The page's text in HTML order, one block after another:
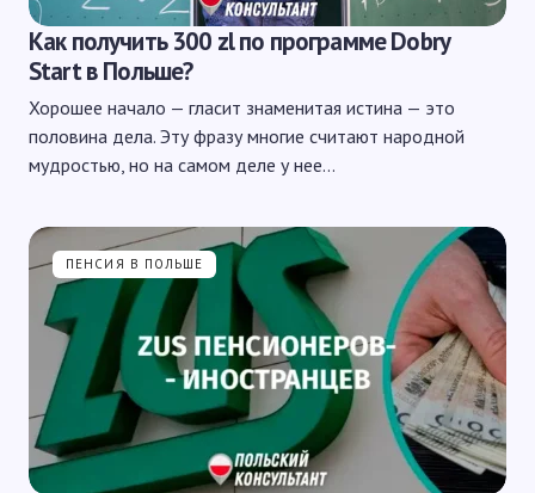
Как получить 300 zl по программе Dobry
Start в Польше?
Хорошее начало — гласит знаменитая истина — это
половина дела. Эту фразу многие считают народной
мудростью, но на самом деле у нее…
ПЕНСИЯ В ПОЛЬШЕ